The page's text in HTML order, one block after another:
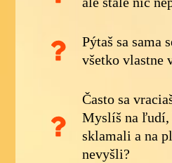
Pýtaš sa sama
všetko vlastne
Často sa
Myslíš na ľudí,
sklamali a na
nevyšli?